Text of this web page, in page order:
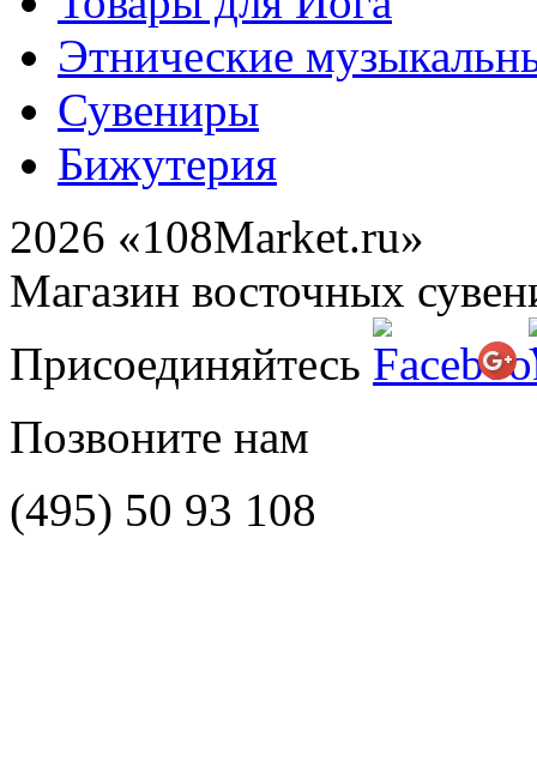
Этнические
Сувениры
Бижутерия
2026 «108Market.ru»
Магазин восточных
Присоединяйтесь
Позвоните нам
(495) 50 93 108